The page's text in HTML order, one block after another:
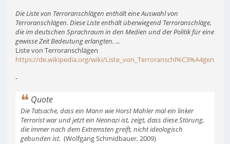
Die Liste von Terroranschlägen enthält eine Auswahl von
Terroranschlägen. Diese Liste enthält überwiegend Terroranschläge,
die im deutschen Sprachraum in den Medien und der Politik für eine
gewisse Zeit Bedeutung erlangten. ...
Liste von Terroranschlägen
https://de.wikipedia.org/wiki/Liste_von_Terroranschl%C3%A4gen
-
Quote
Die Tatsache, dass ein Mann wie Horst Mahler mal ein linker
Terrorist war und jetzt ein Neonazi ist, zeigt, dass diese Störung,
die immer nach dem Extremsten greift, nicht ideologisch
gebunden ist. (Wolfgang Schmidbauer, 2009)